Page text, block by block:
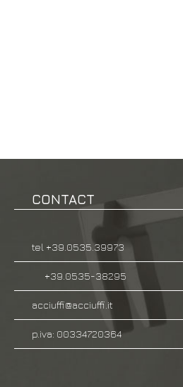
CONTACT
tel +39.0535.39973
+39.0535-38295
acciuffi@acciuffi.it
p.iva: 00334720364